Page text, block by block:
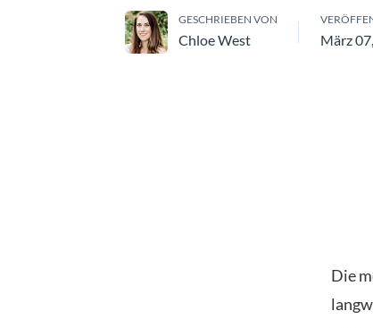
GESCHRIEBEN VON
Chloe West März
Die